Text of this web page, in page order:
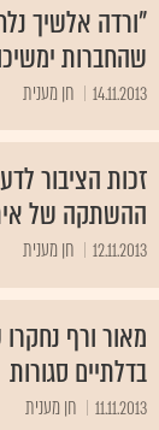
"ורדה אלשיך
שהחברות
14.11.2013 חן מענית
זכות הציבור
ההשתקה של
12.11.2013 חן מענית
מאור ורף
בדלתיים סגורות
11.11.2013 חן מענית